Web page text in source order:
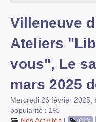
Espace membres
Villeneuve
Ateliers
vous", Le
mars 2025
Mercredi 26 février 2025
popularité : 1%